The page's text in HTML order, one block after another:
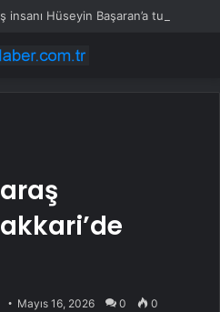
Mayıs 16, 2026 0 0